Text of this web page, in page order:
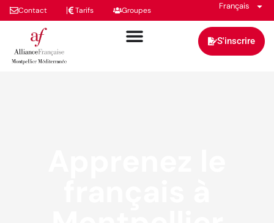
Contact Tarifs Groupes Français
S'inscrire